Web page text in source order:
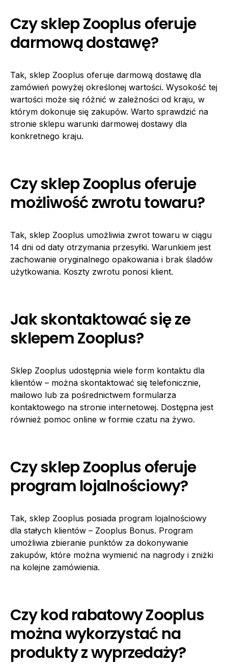
Czy sklep Zooplus oferuje
darmową dostawę?
Tak, sklep Zooplus oferuje darmową dostawę dla
zamówień powyżej określonej wartości. Wysokość tej
wartości może się różnić w zależności od kraju, w
którym dokonuje się zakupów. Warto sprawdzić na
stronie sklepu warunki darmowej dostawy dla
konkretnego kraju.
Czy sklep Zooplus oferuje
możliwość zwrotu towaru?
Tak, sklep Zooplus umożliwia zwrot towaru w ciągu
14 dni od daty otrzymania przesyłki. Warunkiem jest
zachowanie oryginalnego opakowania i brak śladów
użytkowania. Koszty zwrotu ponosi klient.
Jak skontaktować się ze
sklepem Zooplus?
Sklep Zooplus udostępnia wiele form kontaktu dla
klientów – można skontaktować się telefonicznie,
mailowo lub za pośrednictwem formularza
kontaktowego na stronie internetowej. Dostępna jest
również pomoc online w formie czatu na żywo.
Czy sklep Zooplus oferuje
program lojalnościowy?
Tak, sklep Zooplus posiada program lojalnościowy
dla stałych klientów – Zooplus Bonus. Program
umożliwia zbieranie punktów za dokonywanie
zakupów, które można wymienić na nagrody i zniżki
na kolejne zamówienia.
Czy kod rabatowy Zooplus
można wykorzystać na
produkty z wyprzedaży?